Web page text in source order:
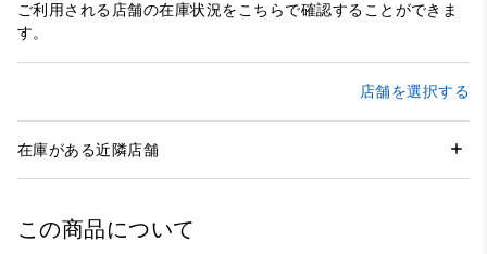
ご利用される店舗の在庫状況をこちらで確認することができま
す。
店舗を選択する
在庫がある近隣店舗
この商品について